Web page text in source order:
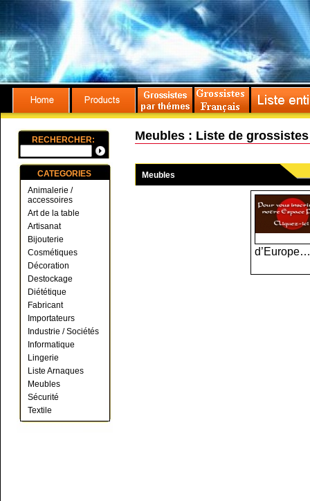
RECHERCHER:
CATEGORIES
Animalerie /
accessoires
Art de la table
Artisanat
Bijouterie
Cosmétiques
Décoration
Destockage
Diététique
Fabricant
Importateurs
Industrie / Sociétés
Informatique
Lingerie
Liste Arnaques
Meubles
Sécurité
Textile
Meubles : Liste de
Meubles
d’Europe…